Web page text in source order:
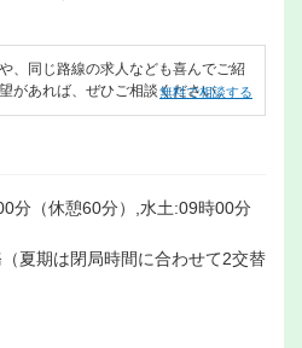
、同じ路線の求人なども喜んでご紹
があれば、ぜひご相談ください。
無料で相談する
分（休憩60分）,水土:09時00分
夏期は閉局時間に合わせて2交替